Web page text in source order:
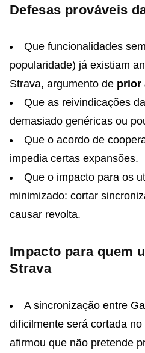
Defesas prováveis
Que funcionalidades
popularidade) já existiam
Strava, argumento de prior
Que as reivindicações
demasiado genéricas ou
Que o acordo de
impedia certas expansões.
Que o impacto para os
minimizado: cortar
causar revolta.
Impacto para quem
Strava
A sincronização entre
dificilmente será cortada
afirmou que não pretende